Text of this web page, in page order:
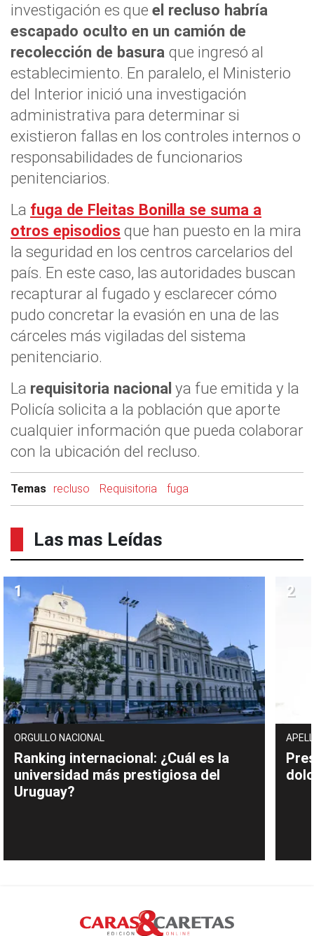
investigación es que el recluso habría
escapado oculto en un camión de
recolección de basura que ingresó al
establecimiento. En paralelo, el Ministerio
del Interior inició una investigación
administrativa para determinar si
existieron fallas en los controles internos o
responsabilidades de funcionarios
penitenciarios.
La fuga de Fleitas Bonilla se suma a
otros episodios que han puesto en la mira
la seguridad en los centros carcelarios del
país. En este caso, las autoridades buscan
recapturar al fugado y esclarecer cómo
pudo concretar la evasión en una de las
cárceles más vigiladas del sistema
penitenciario.
La requisitoria nacional ya fue emitida y la
Policía solicita a la población que aporte
cualquier información que pueda colaborar
con la ubicación del recluso.
Temas recluso Requisitoria fuga
Las mas Leídas
ORGULLO NACIONAL
Ranking internacional: ¿Cuál es la
universidad más prestigiosa del
Uruguay?